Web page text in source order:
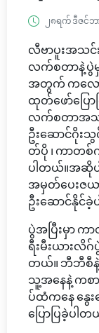
၂၈ရက် ဒီဇင်
လီဗာပူးအသ
လက်စတာနဲ့ပွဲမှ
အတွက် ကလေ
ထုတ်ဖော်ပြေ
လက်စတာအသ
ဦးဆောင်ဂိုး
တ်ပို ၊ ကာတစ်
ပါတယ်။အဆိုပ
အမှတ်ပေးဇ
ဦးဆောင်နိုင်
ပွဲအပြီးမှာ
ရီးမီးယားလိဂ်
တယ်။ ဘီဘီစီနဲ့
သူ့အနေနဲ့ ကစ
ပ်ထံကနေ နွေ
ပြောပြခဲ့ပါတ